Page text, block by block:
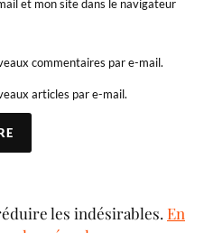
et mon site dans le navigateur
commentaires par e-mail.
articles par e-mail.
les indésirables. En